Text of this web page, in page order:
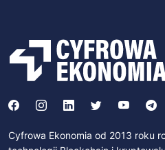
Cyfrowa Ekonomia od 2013 roku